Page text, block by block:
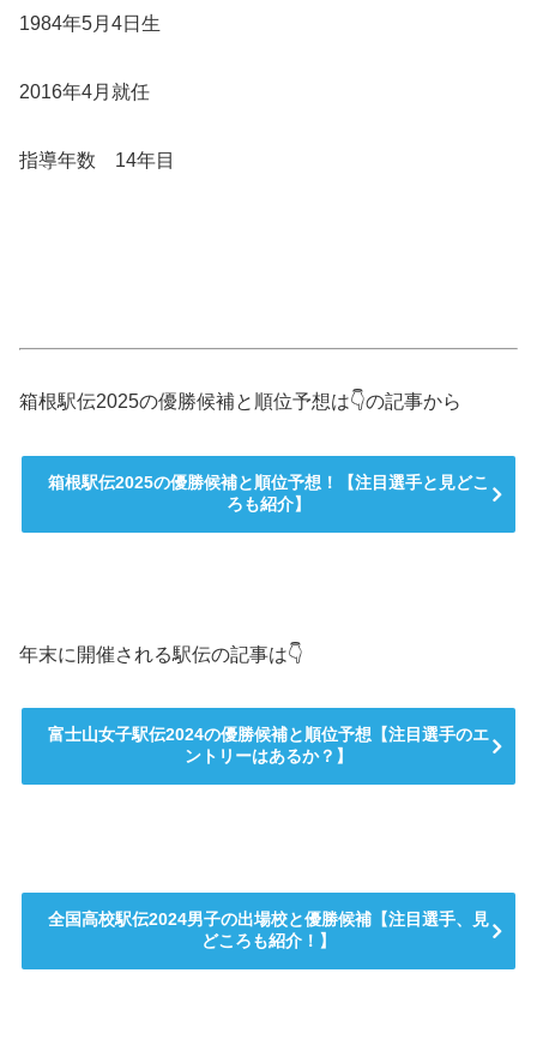
1984年5月4日生
2016年4月就任
指導年数 14年目
箱根駅伝2025の優勝候補と順位予想は👇の記事から
箱根駅伝2025の優勝候補と順位予想！【注目選手と見どこ
ろも紹介】
年末に開催される駅伝の記事は👇
富士山女子駅伝2024の優勝候補と順位予想【注目選手のエ
ントリーはあるか？】
全国高校駅伝2024男子の出場校と優勝候補【注目選手、見
どころも紹介！】